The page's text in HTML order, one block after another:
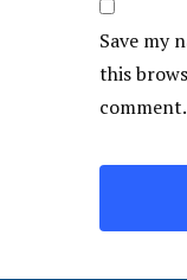
Save my
this
comment.